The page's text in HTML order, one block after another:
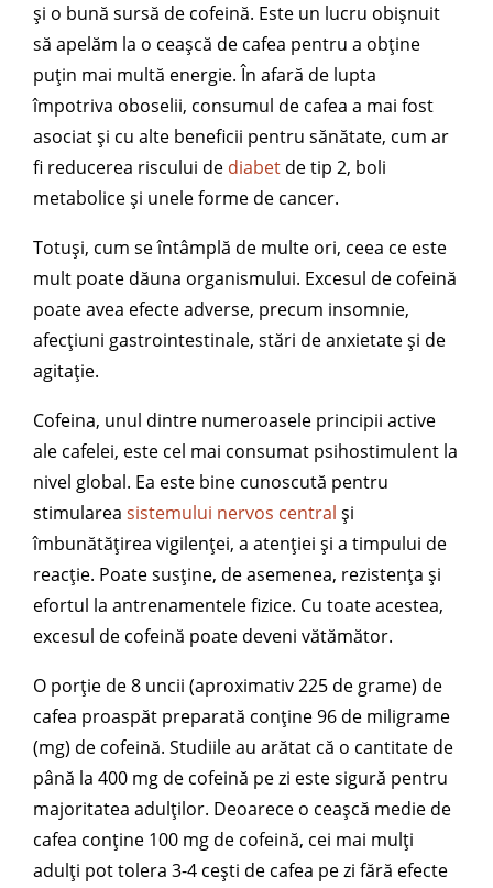
și o bună sursă de cofeină. Este un lucru obișnuit
să apelăm la o ceașcă de cafea pentru a obține
puțin mai multă energie. În afară de lupta
împotriva oboselii, consumul de cafea a mai fost
asociat și cu alte beneficii pentru sănătate, cum ar
fi reducerea riscului de diabet de tip 2, boli
metabolice și unele forme de cancer.
Totuși, cum se întâmplă de multe ori, ceea ce este
mult poate dăuna organismului. Excesul de cofeină
poate avea efecte adverse, precum insomnie,
afecțiuni gastrointestinale, stări de anxietate și de
agitație.
Cofeina, unul dintre numeroasele principii active
ale cafelei, este cel mai consumat psihostimulent la
nivel global. Ea este bine cunoscută pentru
stimularea sistemului nervos central și
îmbunătățirea vigilenței, a atenției și a timpului de
reacție. Poate susține, de asemenea, rezistența și
efortul la antrenamentele fizice. Cu toate acestea,
excesul de cofeină poate deveni vătămător.
O porție de 8 uncii (aproximativ 225 de grame) de
cafea proaspăt preparată conține 96 de miligrame
(mg) de cofeină. Studiile au arătat că o cantitate de
până la 400 mg de cofeină pe zi este sigură pentru
majoritatea adulților. Deoarece o ceașcă medie de
cafea conține 100 mg de cofeină, cei mai mulți
adulți pot tolera 3-4 cești de cafea pe zi fără efecte